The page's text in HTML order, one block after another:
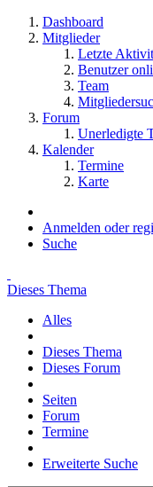
Dashboard
Mitglieder
Letzte
Benutzer
Team
Forum
Unerledigte
Kalender
Termine
Karte
Anmelden oder
Suche
Dieses Thema
Alles
Dieses Thema
Dieses Forum
Seiten
Forum
Termine
Erweiterte Suche